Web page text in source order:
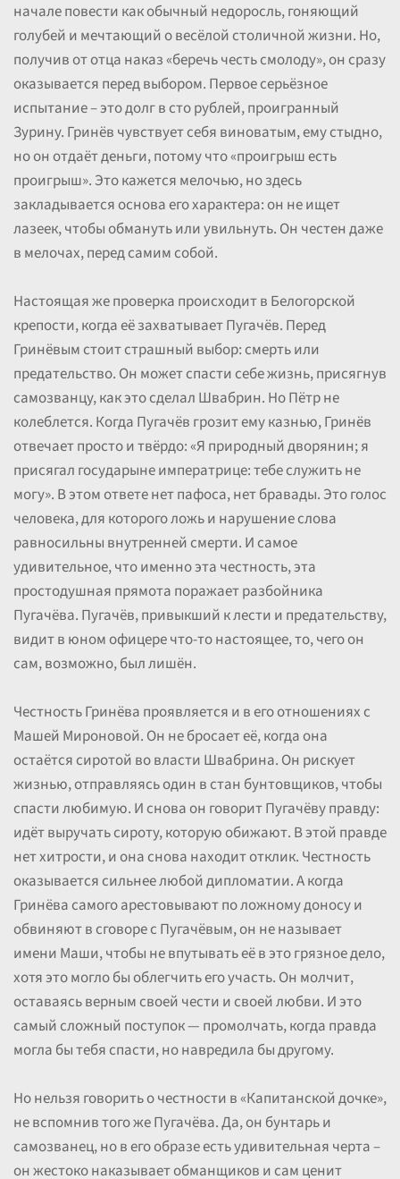
начале повести как обычный недоросль, гоняющий
голубей и мечтающий о весёлой столичной жизни. Но,
получив от отца наказ «беречь честь смолоду», он сразу
оказывается перед выбором. Первое серьёзное
испытание – это долг в сто рублей, проигранный
Зурину. Гринёв чувствует себя виноватым, ему стыдно,
но он отдаёт деньги, потому что «проигрыш есть
проигрыш». Это кажется мелочью, но здесь
закладывается основа его характера: он не ищет
лазеек, чтобы обмануть или увильнуть. Он честен даже
в мелочах, перед самим собой.
Настоящая же проверка происходит в Белогорской
крепости, когда её захватывает Пугачёв. Перед
Гринёвым стоит страшный выбор: смерть или
предательство. Он может спасти себе жизнь, присягнув
самозванцу, как это сделал Швабрин. Но Пётр не
колеблется. Когда Пугачёв грозит ему казнью, Гринёв
отвечает просто и твёрдо: «Я природный дворянин; я
присягал государыне императрице: тебе служить не
могу». В этом ответе нет пафоса, нет бравады. Это голос
человека, для которого ложь и нарушение слова
равносильны внутренней смерти. И самое
удивительное, что именно эта честность, эта
простодушная прямота поражает разбойника
Пугачёва. Пугачёв, привыкший к лести и предательству,
видит в юном офицере что-то настоящее, то, чего он
сам, возможно, был лишён.
Честность Гринёва проявляется и в его отношениях с
Машей Мироновой. Он не бросает её, когда она
остаётся сиротой во власти Швабрина. Он рискует
жизнью, отправляясь один в стан бунтовщиков, чтобы
спасти любимую. И снова он говорит Пугачёву правду:
идёт выручать сироту, которую обижают. В этой правде
нет хитрости, и она снова находит отклик. Честность
оказывается сильнее любой дипломатии. А когда
Гринёва самого арестовывают по ложному доносу и
обвиняют в сговоре с Пугачёвым, он не называет
имени Маши, чтобы не впутывать её в это грязное дело,
хотя это могло бы облегчить его участь. Он молчит,
оставаясь верным своей чести и своей любви. И это
самый сложный поступок — промолчать, когда правда
могла бы тебя спасти, но навредила бы другому.
Но нельзя говорить о честности в «Капитанской дочке»,
не вспомнив того же Пугачёва. Да, он бунтарь и
самозванец, но в его образе есть удивительная черта –
он жестоко наказывает обманщиков и сам ценит